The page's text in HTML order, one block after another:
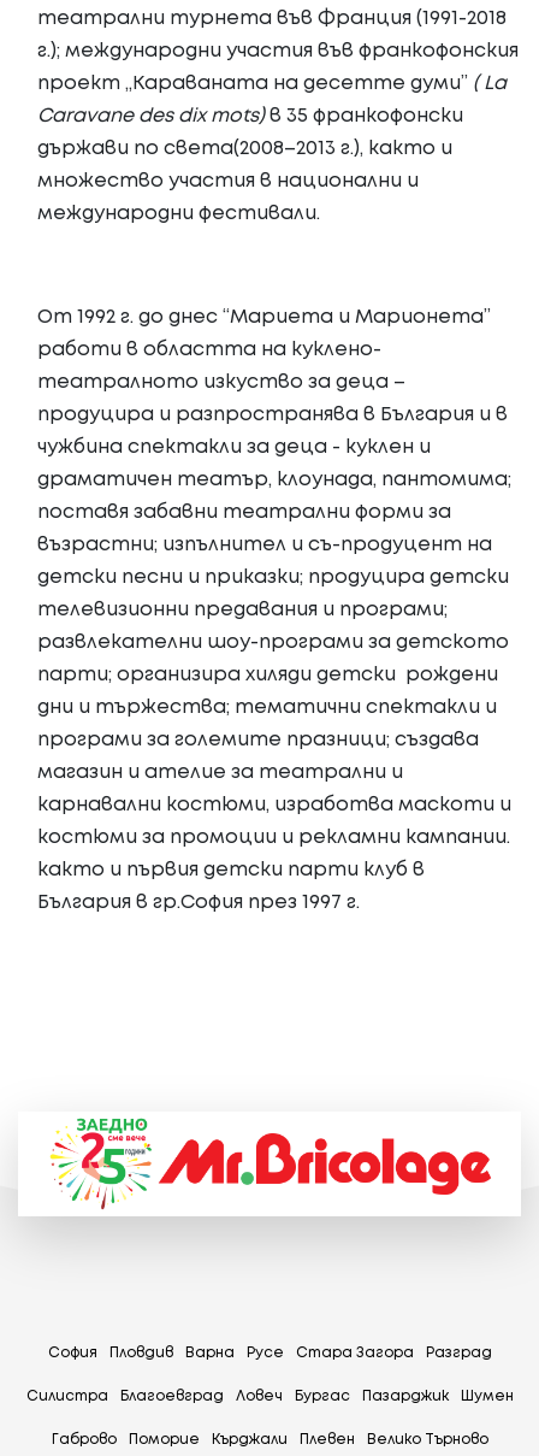
театрални турнета във Франция (1991-2018
г.); международни участия във франкофонския
проект „Караваната на десетте думи” (La
Caravane des dix mots)в 35 франкофонски
държави по света(2008–2013 г.), както и
множество участия в национални и
международни фестивали.
От 1992 г. до днес “Мариета и Марионета”
работи в областта на куклено-
театралното изкуство за деца –
продуцира и разпространява в България и в
чужбина спектакли за деца - куклен и
драматичен театър, клоунада, пантомима;
поставя забавни театрални форми за
възрастни; изпълнител и съ-продуцент на
детски песни и приказки; продуцира детски
телевизионни предавания и програми;
развлекателни шоу-програми за детското
парти; организира хиляди детски рождени
дни и тържества; тематични спектакли и
програми за големите празници; създава
магазин и ателие за театрални и
карнавални костюми, изработва маскоти и
костюми за промоции и рекламни кампании.
както и първия детски парти клуб в
България в гр.София през 1997 г.
София Пловдив Варна Русе Стара Загора Разград
Силистра Благоевград Ловеч Бургас Пазарджик Шумен
Габрово Поморие Кърджали Плевен Велико Търново